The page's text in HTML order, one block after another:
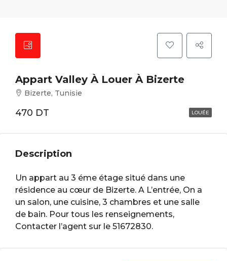
Appart Valley À Louer À Bizerte
Bizerte, Tunisie
470 DT LOUÉE
Description
Un appart au 3 éme étage situé dans une
résidence au cœur de Bizerte. A L’entrée, On a
un salon, une cuisine, 3 chambres et une salle
de bain. Pour tous les renseignements,
Contacter l’agent sur le 51672830.